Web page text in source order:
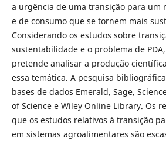
a urgência de uma transição para um
e de consumo que se tornem mais
Considerando os estudos sobre
sustentabilidade e o problema de
pretende analisar a produção
essa temática. A pesquisa
bases de dados Emerald, Sage,
of Science e Wiley Online Library. Os
que os estudos relativos à transição
em sistemas agroalimentares são